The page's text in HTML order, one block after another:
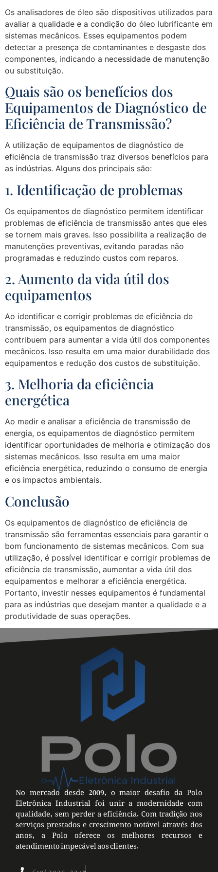
Os analisadores de óleo são dispositivos utilizados para
avaliar a qualidade e a condição do óleo lubrificante em
sistemas mecânicos. Esses equipamentos podem
detectar a presença de contaminantes e desgaste dos
componentes, indicando a necessidade de manutenção
ou substituição.
Quais são os benefícios dos
Equipamentos de Diagnóstico de
Eficiência de Transmissão?
A utilização de equipamentos de diagnóstico de
eficiência de transmissão traz diversos benefícios para
as indústrias. Alguns dos principais são:
1. Identificação de problemas
Os equipamentos de diagnóstico permitem identificar
problemas de eficiência de transmissão antes que eles
se tornem mais graves. Isso possibilita a realização de
manutenções preventivas, evitando paradas não
programadas e reduzindo custos com reparos.
2. Aumento da vida útil dos
equipamentos
Ao identificar e corrigir problemas de eficiência de
transmissão, os equipamentos de diagnóstico
contribuem para aumentar a vida útil dos componentes
mecânicos. Isso resulta em uma maior durabilidade dos
equipamentos e redução dos custos de substituição.
3. Melhoria da eficiência
energética
Ao medir e analisar a eficiência de transmissão de
energia, os equipamentos de diagnóstico permitem
identificar oportunidades de melhoria e otimização dos
sistemas mecânicos. Isso resulta em uma maior
eficiência energética, reduzindo o consumo de energia
e os impactos ambientais.
Conclusão
Os equipamentos de diagnóstico de eficiência de
transmissão são ferramentas essenciais para garantir o
bom funcionamento de sistemas mecânicos. Com sua
utilização, é possível identificar e corrigir problemas de
eficiência de transmissão, aumentar a vida útil dos
equipamentos e melhorar a eficiência energética.
Portanto, investir nesses equipamentos é fundamental
para as indústrias que desejam manter a qualidade e a
produtividade de suas operações.
No mercado desde 2009, o maior desafio da Polo
Eletrônica Industrial foi unir a modernidade com
qualidade, sem perder a eficiência. Com tradição nos
serviços prestados e crescimento notável através dos
anos, a Polo oferece os melhores recursos e
atendimento impecável aos clientes.